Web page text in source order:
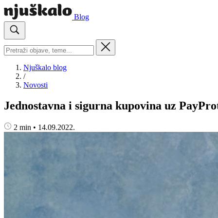
Blog
Njuškalo blog
/
Novosti
Jednostavna i sigurna kupovina uz
2 min • 14.09.2022.